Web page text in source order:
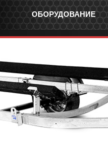
ОБОРУДОВАНИЕ